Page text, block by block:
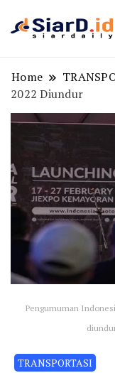
Home
2022 Diundur
Pengumuman
TRANSPORTASI